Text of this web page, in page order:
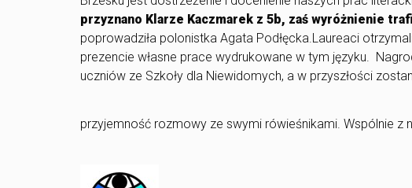
przyznano Klarze Kaczmarek z 5b, zaś wyróżnienie
poprowadziła polonistka Agata Podłęcka.Laureaci
prezencie własne prace wydrukowane w tym języku.
uczniów ze Szkoły dla Niewidomych, a w przyszłości
przyjemność rozmowy ze swymi rówieśnikami. Wspólnie z